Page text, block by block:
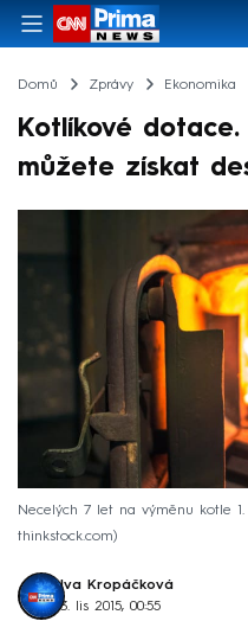
Domů Zprávy Ekonomika
Kotlíkové
můžete získat
Necelých 7 let na výměnu kotle
thinkstock.com
Iva Kropáčková
3. lis 2015, 00:55